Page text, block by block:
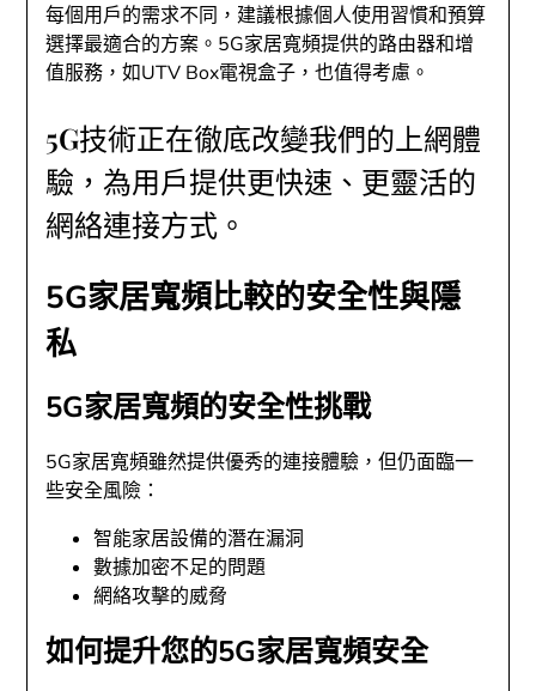
每個用戶的需求不同，建議根據個人使用習慣和預算
選擇最適合的方案。5G家居寬頻提供的路由器和增
值服務，如UTV Box電視盒子，也值得考慮。
5G技術正在徹底改變我們的上網體
驗，為用戶提供更快速、更靈活的
網絡連接方式。
5G家居寬頻比較的安全性與隱
私
5G家居寬頻的安全性挑戰
5G家居寬頻雖然提供優秀的連接體驗，但仍面臨一
些安全風險：
智能家居設備的潛在漏洞
數據加密不足的問題
網絡攻擊的威脅
如何提升您的5G家居寬頻安全